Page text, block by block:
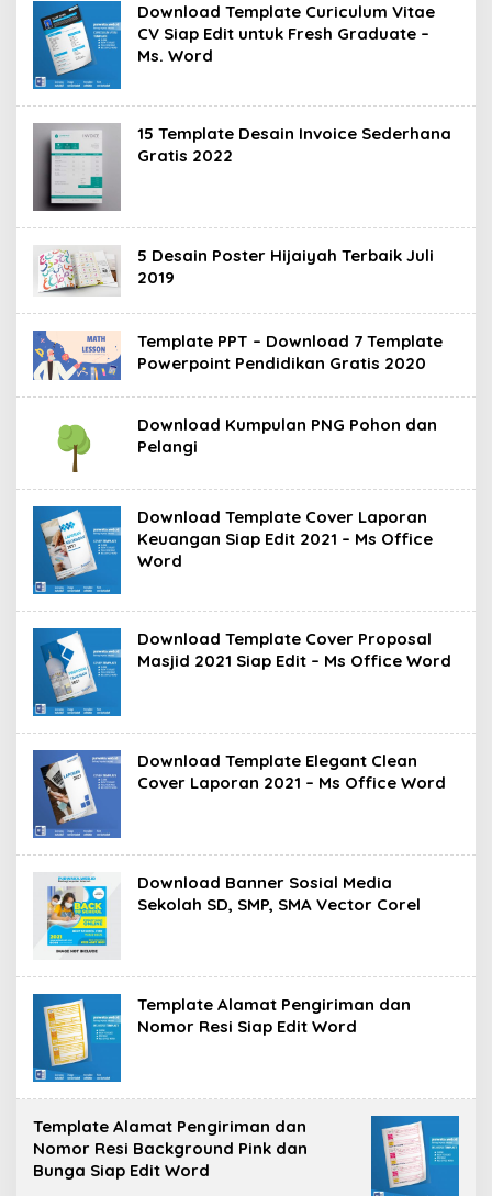
Download Template Curiculum Vitae
CV Siap Edit untuk Fresh Graduate –
Ms. Word
15 Template Desain Invoice Sederhana
Gratis 2022
5 Desain Poster Hijaiyah Terbaik Juli
2019
Template PPT – Download 7 Template
Powerpoint Pendidikan Gratis 2020
Download Kumpulan PNG Pohon dan
Pelangi
Download Template Cover Laporan
Keuangan Siap Edit 2021 – Ms Office
Word
Download Template Cover Proposal
Masjid 2021 Siap Edit – Ms Office Word
Download Template Elegant Clean
Cover Laporan 2021 – Ms Office Word
Download Banner Sosial Media
Sekolah SD, SMP, SMA Vector Corel
Template Alamat Pengiriman dan
Nomor Resi Siap Edit Word
Template Alamat Pengiriman dan
Nomor Resi Background Pink dan
Bunga Siap Edit Word